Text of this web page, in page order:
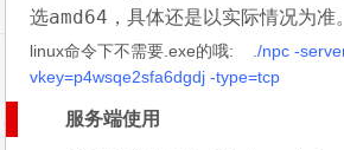
选amd64 ，具体还是以实际情况为准。
linux命令下不需要.exe的哦:
./npc -
vkey=p4wsqe2sfa6dgdj -type=tcp
服务端使用